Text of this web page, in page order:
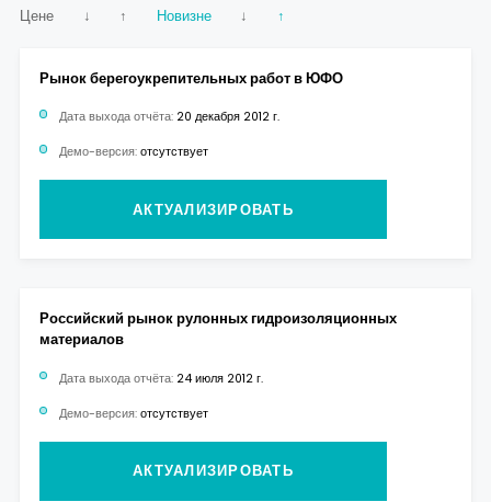
Цене
↓ ↑ Новизне ↓ ↑
Рынок берегоукрепительных работ в ЮФО
Дата выхода отчёта: 20 декабря 2012 г.
Демо-версия: отсутствует
АКТУАЛИЗИРОВАТЬ
Российский рынок рулонных гидроизоляционных
материалов
Дата выхода отчёта: 24 июля 2012 г.
Демо-версия: отсутствует
АКТУАЛИЗИРОВАТЬ